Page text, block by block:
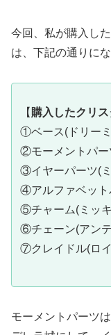
今回、私が購入し
は、下記の通りにな
【 購入したクリ
①ベース(ドリー
②モーメントパー
③イヤーパーツ(
④アルファベット
⑤チャーム(ミッ
⑥チェーン(アン
⑦クレイドル(ロ
モーメントパーツ